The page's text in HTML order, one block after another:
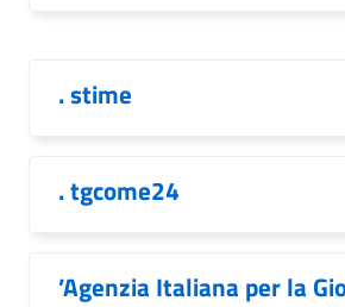
. stime
. tgcome24
’Agenzia Italiana per la